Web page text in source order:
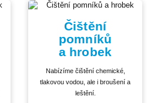
Čištění
pomníků
a hrobek
Nabízíme čištění chemické,
tlakovou vodou, ale i broušení a
leštění.